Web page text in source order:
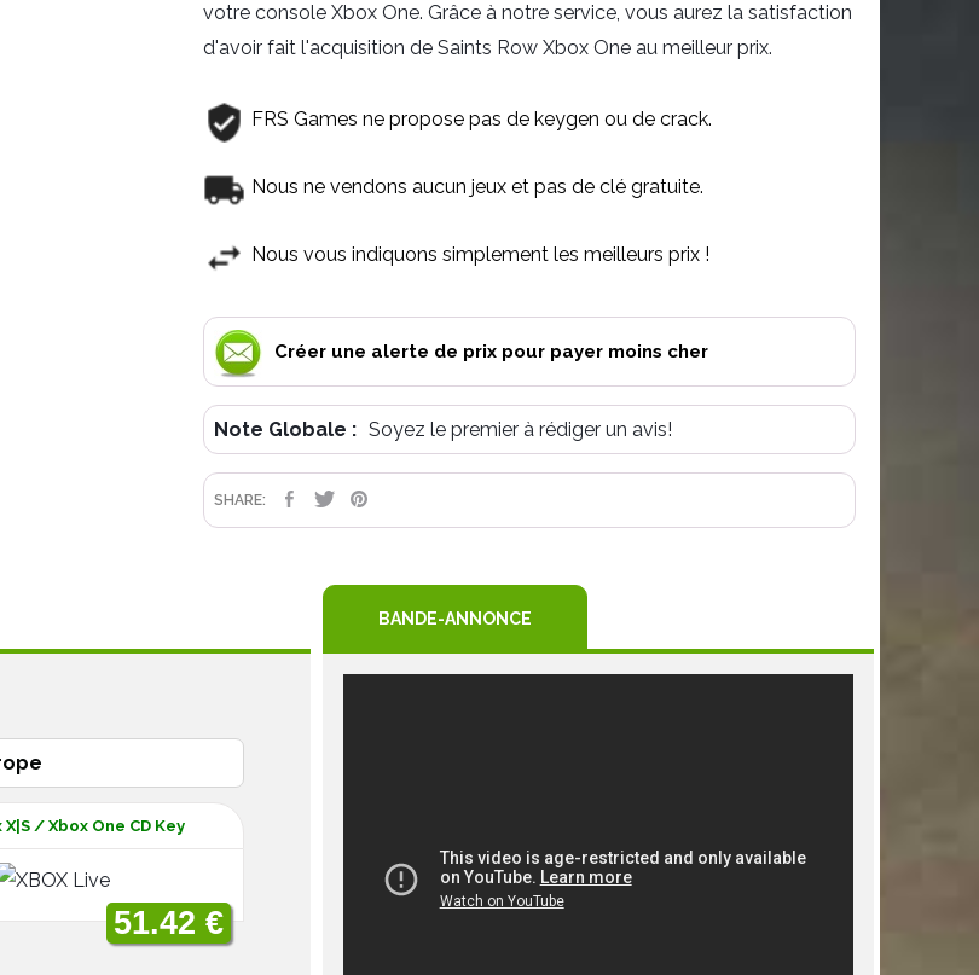
votre console Xbox One. Grâce à notre service, vous aurez la satisfaction
d'avoir fait l'acquisition de Saints Row Xbox One au meilleur prix.
FRS Games ne propose pas de keygen ou de crack.
Nous ne vendons aucun jeux et pas de clé gratuite.
Nous vous indiquons simplement les meilleurs prix !
Créer une alerte de prix pour payer moins cher
Note Globale : Soyez le premier à rédiger un avis!
SHARE: PARTAGER
TWEET
/ Xbox One CD Key
51.42 €
BANDE-ANNONCE